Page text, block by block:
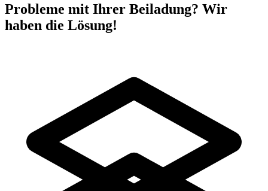
Probleme mit Ihrer Beiladung? Wir
haben die Lösung!